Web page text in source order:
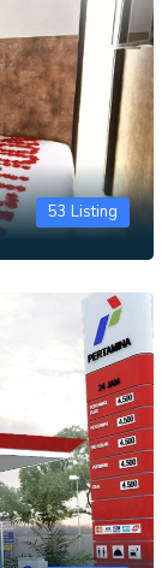
53 Listing